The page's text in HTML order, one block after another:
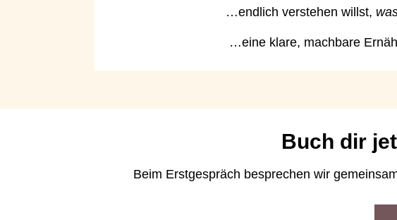
…endlich verstehen willst,
…eine klare, machbare
Buch dir
Beim Erstgespräch besprechen wir